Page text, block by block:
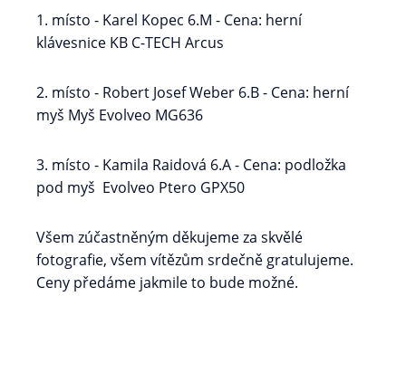
1. místo - Karel Kopec 6.M - Cena: herní
klávesnice KB C-TECH Arcus
2. místo - Robert Josef Weber 6.B - Cena: herní
myš Myš Evolveo MG636
3. místo - Kamila Raidová 6.A - Cena: podložka
pod myš Evolveo Ptero GPX50
Všem zúčastněným děkujeme za skvělé
fotografie, všem vítězům srdečně gratulujeme.
Ceny předáme jakmile to bude možné.